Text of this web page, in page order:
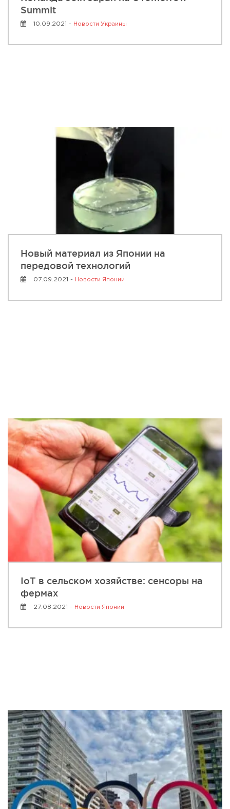
Summit
10.09.2021 - Новости Украины
Новый материал из Японии на
передовой технологий
07.09.2021 - Новости Японии
IoT в сельском хозяйстве: сенсоры на
фермах
27.08.2021 - Новости Японии